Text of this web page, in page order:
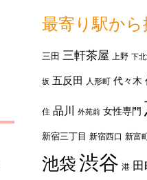
最寄り駅から
三田 三軒茶屋 上野 下北
坂 五反田 人形町 代々木
住 品川 外苑前 女性専門
新宿三丁目 新宿西口 新富
池袋渋谷 港 田